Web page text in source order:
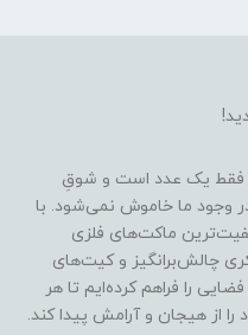
فقط یک عدد است و شوقِ
وجود ما خاموش نمی‌شود. با
ماکت‌های فلزی
چالش‌برانگیز و کیت‌های
را فراهم کرده‌ایم تا هر
از هیجان و آرامش پیدا کند.